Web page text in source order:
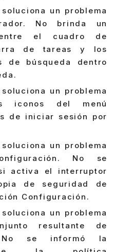
un problema
No brinda un
el cuadro de
de tareas y los
de búsqueda dentro
un problema
iconos del menú
de iniciar sesión por
un problema
No se
activa el interruptor
de seguridad de
Configuración.
un problema
resultante de
No se informó la